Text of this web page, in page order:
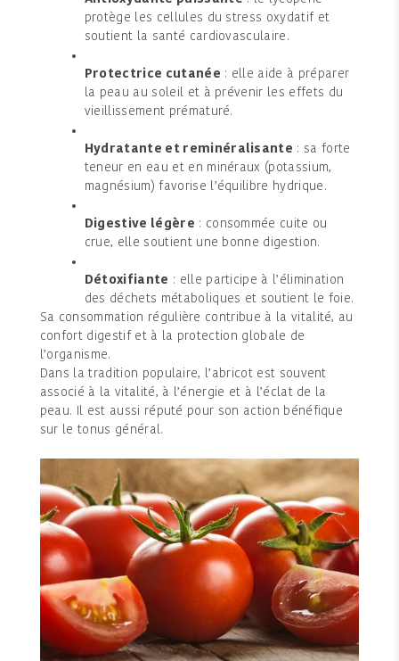
protège les cellules du stress oxydatif et
soutient la santé cardiovasculaire.
Protectrice cutanée : elle aide à préparer
la peau au soleil et à prévenir les effets du
vieillissement prématuré.
Hydratante et reminéralisante : sa forte
teneur en eau et en minéraux (potassium,
magnésium) favorise l’équilibre hydrique.
Digestive légère : consommée cuite ou
crue, elle soutient une bonne digestion.
Détoxifiante : elle participe à l’élimination
des déchets métaboliques et soutient le foie.
Sa consommation régulière contribue à la vitalité, au
confort digestif et à la protection globale de
l’organisme.
Dans la tradition populaire, l’abricot est souvent
associé à la vitalité, à l’énergie et à l’éclat de la
peau. Il est aussi réputé pour son action bénéfique
sur le tonus général.